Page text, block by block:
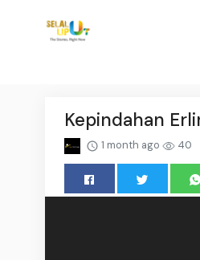
Kepindahan
1 month ago 40